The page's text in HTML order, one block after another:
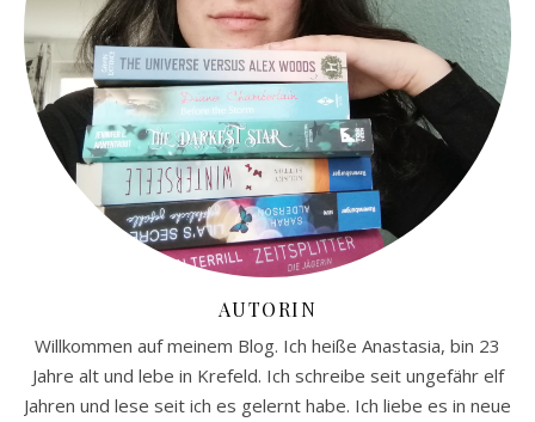
AUTORIN
Willkommen auf meinem Blog. Ich heiße Anastasia, bin 23
Jahre alt und lebe in Krefeld. Ich schreibe seit ungefähr elf
Jahren und lese seit ich es gelernt habe. Ich liebe es in neue